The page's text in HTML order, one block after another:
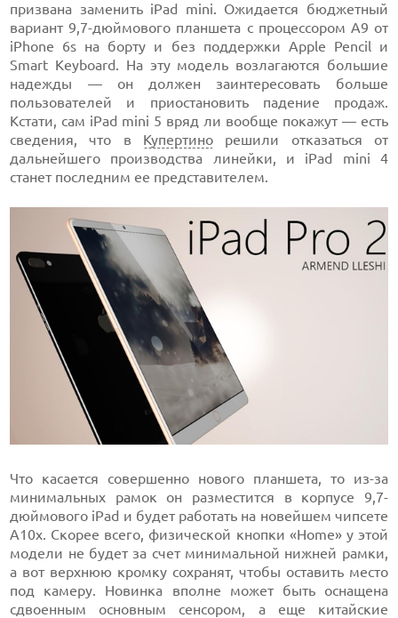
призвана заменить iPad mini. Ожидается бюджетный
вариант 9,7-дюймового планшета с процессором А9 от
iPhone 6s на борту и без поддержки Apple Pencil и
Smart Keyboard. На эту модель возлагаются большие
надежды — он должен заинтересовать больше
пользователей и приостановить падение продаж.
Кстати, сам iPad mini 5 вряд ли вообще покажут — есть
сведения, что в Купертино решили отказаться от
дальнейшего производства линейки, и iPad mini 4
станет последним ее представителем.
Что касается совершенно нового планшета, то из-за
минимальных рамок он разместится в корпусе 9,7-
дюймового iPad и будет работать на новейшем чипсете
A10x. Скорее всего, физической кнопки «Home» у этой
модели не будет за счет минимальной нижней рамки,
а вот верхнюю кромку сохранят, чтобы оставить место
под камеру. Новинка вполне может быть оснащена
сдвоенным основным сенсором, а еще китайские